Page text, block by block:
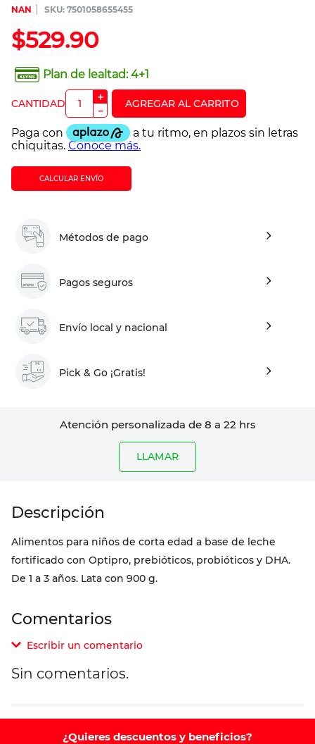
NAN :7501058655455
$529.90
Plan de lealtad:4+1
＋
－
CALCULAR ENVÍO
Métodos de pago
Pagos seguros
Envío local y nacional
Pick & Go ¡Gratis!
Atención personalizada de 8 a 22 hrs
LLAMAR
Alimentos para niños de corta edad a base de leche
fortificado con Optipro, prebióticos, probióticos y DHA.
De 1 a 3 años. Lata con 900 g.
Comentarios
Escribir un comentario
Comentario
Sin comentarios.
¿Quieres descuentos y beneficios?